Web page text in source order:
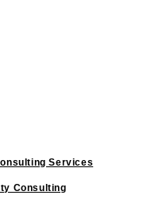
Services
Consulting